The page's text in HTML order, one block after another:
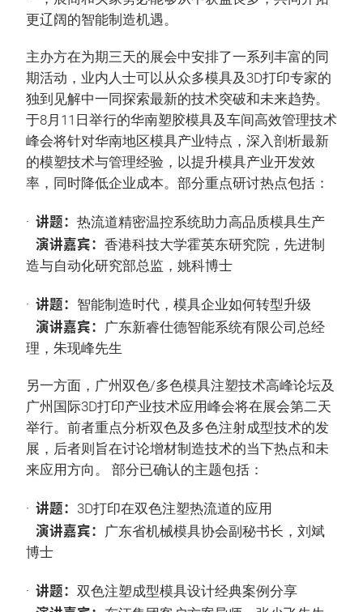
更辽阔的智能制造机遇。
主办方在为期三天的展会中安排了一系列丰富的同
期活动，业内人士可以从众多模具及3D打印专家的
独到见解中一同探索最新的技术突破和未来趋势。
于8月11日举行的华南塑胶模具及车间高效管理技术
峰会将针对华南地区模具产业特点，深入剖析最新
的模塑技术与管理经验，以提升模具产业开发效
率，同时降低企业成本。部分重点研讨热点包括：
· 讲题： 热流道精密温控系统助力高品质模具生产
演讲嘉宾： 香港科技大学霍英东研究院，先进制
造与自动化研究部总监，姚科博士
· 讲题： 智能制造时代，模具企业如何转型升级
演讲嘉宾：
广东新睿仕德智能系统有限公司总经
理，朱现峰先生
另一方面，广州双色/多色模具注塑技术高峰论坛及
广州国际3D打印产业技术应用峰会将在展会第二天
举行。前者重点分析双色及多色注射成型技术的发
展，后者则旨在讨论增材制造技术的当下热点和未
来应用方向。 部分已确认的主题包括：
· 讲题： 3D打印在双色注塑热流道的应用
演讲嘉宾：
广东省机械模具协会副秘书长，刘斌
博士
· 讲题： 双色注塑成型模具设计经典案例分享